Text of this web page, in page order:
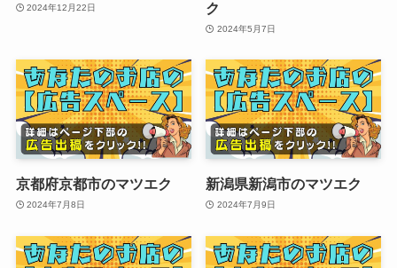
2024年12月22日
ク
2024年5月7日
京都府京都市のマツエク
2024年7月8日
新潟県新潟市のマツエク
2024年7月9日